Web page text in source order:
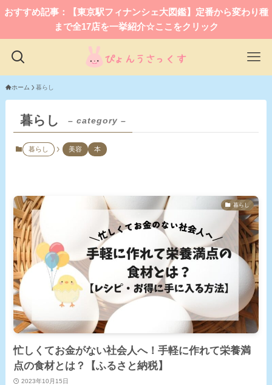
おすすめ記事：【東京駅フィナンシェ大図鑑】定番から変わり種
まで全17店を一挙紹介☆ここをクリック
ホーム 暮らし
暮らし – category –
暮らし 美容 本
暮らし
忙しくてお金がない社会人へ！手軽に作れて栄養満
点の食材とは？【ふるさと納税】
2023年10月15日